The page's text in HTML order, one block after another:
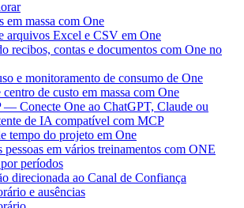
em massa com One
arquivos Excel e CSV em One
recibos, contas e documentos com One no
e monitoramento de consumo de One
de custo em massa com One
— Conecte One ao ChatGPT, Claude ou
de IA compatível com MCP
tempo do projeto em One
pessoas em vários treinamentos com ONE
períodos
direcionada ao Canal de Confiança
e ausências